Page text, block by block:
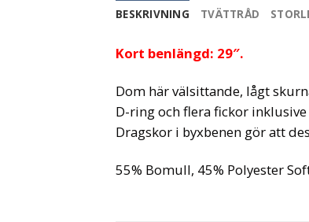
BESKRIVNING TVÄTTRÅD
Kort benlängd: 29″.
Dom här välsittande, lågt
D-ring och flera fickor inklusive
Dragskor i byxbenen gör att
55% Bomull, 45% Polyester